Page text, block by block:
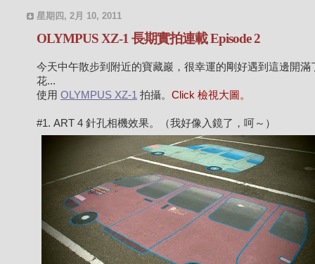
星期四, 2月 10, 2011
OLYMPUS XZ-1 長期實拍連載 Episode 2
今天中午散步到附近的寶藏巖，很幸運的剛好遇到這邊開滿
花...
使用 OLYMPUS XZ-1 拍攝。 Click 檢視大圖。
#1. ART 4 針孔相機效果。（我好像入鏡了，呵～）